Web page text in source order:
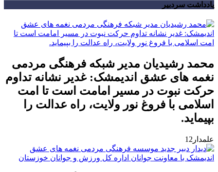
یادداشت سردبیر
محمد رشیدیان مدیر شبکه فرهنگی مردمی
نغمه های عشق اندیمشک: غدیر نشانه تداوم
حرکت نبوت در مسیر امامت است تا امت
اسلامی با فروغ نور ولایت، راه عدالت را
بپیماید.
علمدار12